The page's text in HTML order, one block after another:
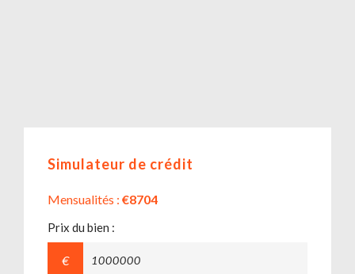
Simulateur de crédit
Mensualités : €8704
Prix du bien :
€